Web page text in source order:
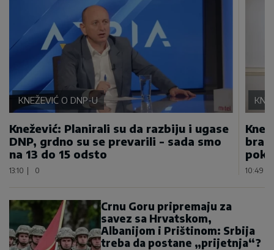
KNEŽEVIĆ O DNP-U
Knežević: Planirali su da razbiju i ugase
DNP, grdno su se prevarili - sada smo
na 13 do 15 odsto
13:10 | 0 10:49
Crnu Goru pripremaju za
savez sa Hrvatskom,
Albanijom i Prištinom: Srbija
treba da postane „prijetnja“?